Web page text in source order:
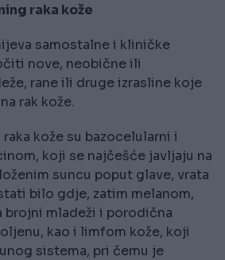
raka kože
samostalne i kliničke
nove, neobične ili
rane ili druge izrasline koje
rak kože.
kože su bazocelularni i
koji se najčešće javljaju na
suncu poput glave, vrata
bilo gdje, zatim melanom,
mladeži i porodična
kao i limfom kože, koji
sistema, pri čemu je